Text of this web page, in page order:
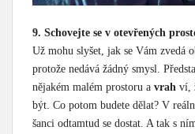
9. Schovejte se v otevřených
Už mohu slyšet, jak se Vám zvedá
protože nedává žádný smysl.
nějakém malém prostoru a vrah ví,
být. Co potom budete dělat? V
šanci odtamtud se dostat. A tak s